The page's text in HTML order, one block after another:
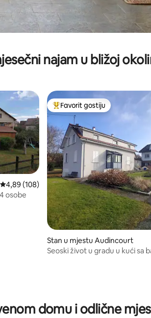
najam u bližoj
prosječna ocjena 4,89 od 5, recenzija: 108
4,89 (108)
osobe
Glavni favorit gostiju
Favorit gostiju
Stan u mjestu Audincourt
Seoski život u gradu u kući sa
domu i odlične